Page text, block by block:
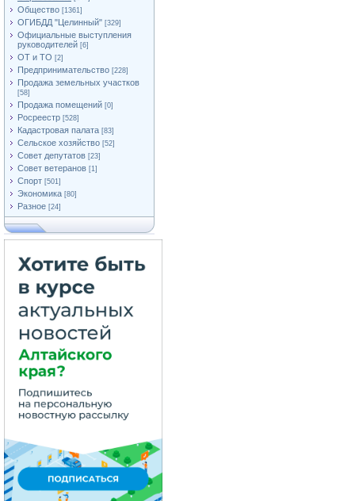
Общество [1361]
ОГИБДД "Целинный" [329]
Официальные выступления
руководителей [6]
ОТ и ТО [2]
Предпринимательство [228]
Продажа земельных участков
[58]
Продажа помещений [0]
Росреестр [528]
Кадастровая палата [83]
Сельское хозяйство [52]
Совет депутатов [23]
Совет ветеранов [1]
Спорт [501]
Экономика [80]
Разное [24]